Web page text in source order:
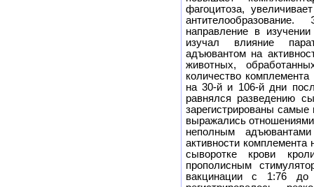
фагоцитоза,
направление в
изучал влияние
адъювантом на
животных,
количество
на 30-й и 106-й дни
равнялся разведению
зарегистрированы самые
выражались
неполным
активности
сыворотке крови
прополисным
вакцинации с 1:76